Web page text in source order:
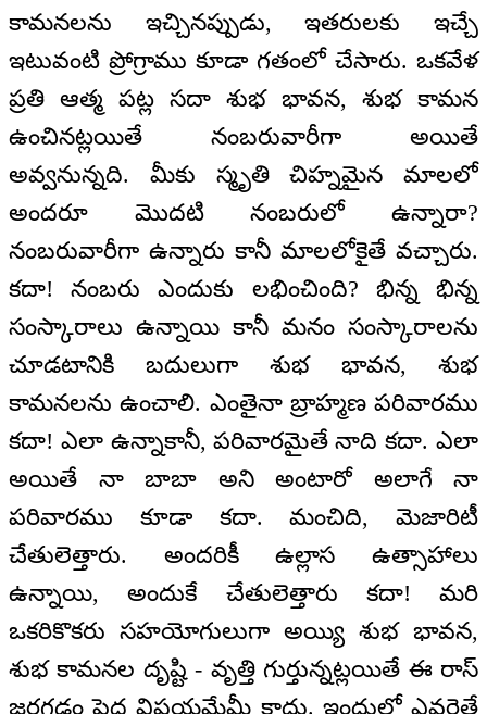
కామనలను ఇచ్చినప్పుడు, ఇతరులకు ఇచ్చే
ఇటువంటి ప్రోగ్రాము కూడా గతంలో చేసారు. ఒకవేళ
ప్రతి ఆత్మ పట్ల సదా శుభ భావన, శుభ కామన
ఉంచినట్లయితే నంబరువారీగా అయితే
అవ్వనున్నది. మీకు స్మృతి చిహ్నమైన మాలలో
అందరూ మొదటి నంబరులో ఉన్నారా?
నంబరువారీగా ఉన్నారు కానీ మాలలోకైతే వచ్చారు.
కదా! నంబరు ఎందుకు లభించింది? భిన్న భిన్న
సంస్కారాలు ఉన్నాయి కానీ మనం సంస్కారాలను
చూడటానికి బదులుగా శుభ భావన, శుభ
కామనలను ఉంచాలి. ఎంతైనా బ్రాహ్మణ పరివారము
కదా! ఎలా ఉన్నాకానీ, పరివారమైతే నాది కదా. ఎలా
అయితే నా బాబా అని అంటారో అలాగే నా
పరివారము కూడా కదా. మంచిది, మెజారిటీ
చేతులెత్తారు. అందరికీ ఉల్లాస ఉత్సాహాలు
ఉన్నాయి, అందుకే చేతులెత్తారు కదా! మరి
ఒకరికొకరు సహయోగులుగా అయ్యి శుభ భావన,
శుభ కామనల దృష్టి - వృత్తి గుర్తున్నట్లయితే ఈ రాస్
జరగడం పెద్ద విషయమేమీ కాదు. ఇందులో ఎవరైతే